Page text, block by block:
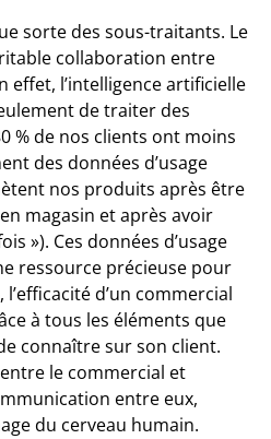
sorte des sous-traitants. Le
collaboration entre
effet, l’intelligence artificielle
de traiter des
% de nos clients ont moins
des données d’usage
nos produits après être
magasin et après avoir
»). Ces données d’usage
ressource précieuse pour
d’un commercial
à tous les éléments que
connaître sur son client.
le commercial et
entre eux,
du cerveau humain.